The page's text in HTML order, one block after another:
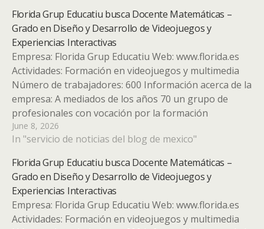
Florida Grup Educatiu busca Docente Matemáticas –
Grado en Diseño y Desarrollo de Videojuegos y
Experiencias Interactivas
Empresa: Florida Grup Educatiu Web: www.florida.es
Actividades: Formación en videojuegos y multimedia
Número de trabajadores: 600 Información acerca de la
empresa: A mediados de los años 70 un grupo de
profesionales con vocación por la formación
decidimos dar vida a una iniciativa cooperativista. Así
nació FLORIDA y hoy somos más…
June 8, 2026
In "servicio de noticias del blog de mexico"
Florida Grup Educatiu busca Docente Matemáticas –
Grado en Diseño y Desarrollo de Videojuegos y
Experiencias Interactivas
Empresa: Florida Grup Educatiu Web: www.florida.es
Actividades: Formación en videojuegos y multimedia